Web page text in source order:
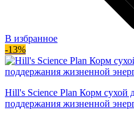
В избранное
-13%
Hill's Science Plan Корм сухой
поддержания жизненной